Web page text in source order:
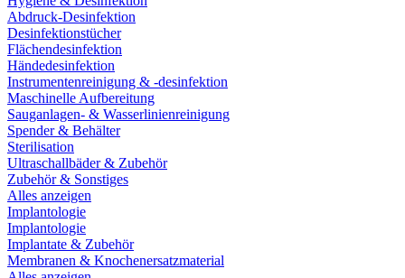
Abdruck-Desinfektion
Desinfektionstücher
Flächendesinfektion
Händedesinfektion
Instrumentenreinigung & -desinfektion
Maschinelle Aufbereitung
Sauganlagen- & Wasserlinienreinigung
Spender & Behälter
Sterilisation
Ultraschallbäder & Zubehör
Zubehör & Sonstiges
Alles anzeigen
Implantologie
Implantologie
Implantate & Zubehör
Membranen & Knochenersatzmaterial